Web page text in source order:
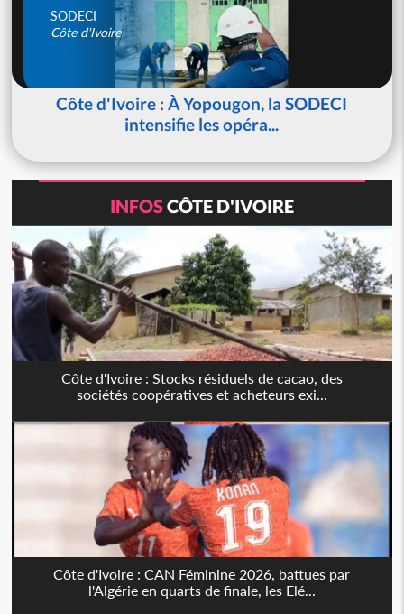
SODECI
Côte d'Ivoire
Côte d'Ivoire : À Yopougon, la SODECI
intensifie les opéra...
INFOSCÔTE D'IVOIRE
Côte d'Ivoire : Stocks résiduels de cacao, des
sociétés coopératives et acheteurs exi...
Côte d'Ivoire : CAN Féminine 2026, battues par
l'Algérie en quarts de finale, les Elé...